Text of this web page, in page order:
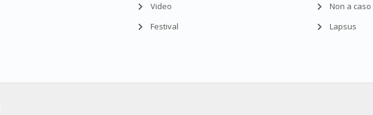
Video
Festival
Non a caso
Lapsus